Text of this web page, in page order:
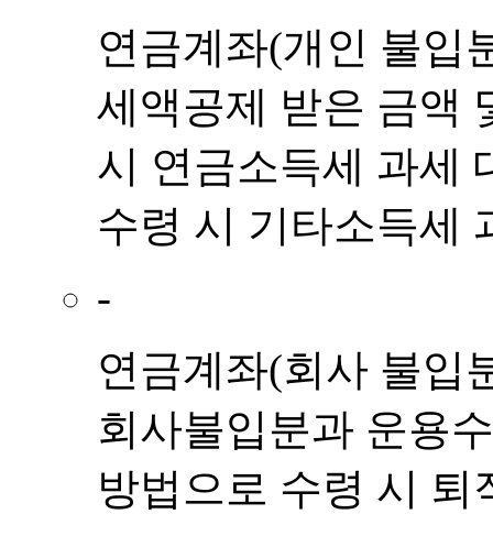
연금계좌(개인 불입
세액공제 받은 금액
시 연금소득세 과세
수령 시 기타소득세
-
연금계좌(회사 불입
회사불입분과 운용
방법으로 수령 시